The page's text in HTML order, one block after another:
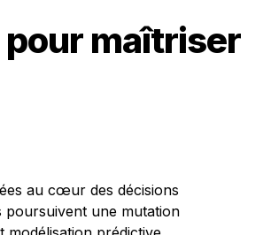
maîtriser
au cœur des décisions
poursuivent une mutation